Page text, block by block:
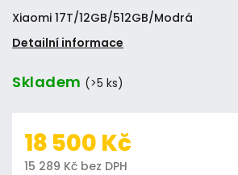
Xiaomi 17T/12GB/512GB/Modrá
Detailní informace
Skladem (>5 ks)
18 500 Kč
15 289 Kč bez DPH